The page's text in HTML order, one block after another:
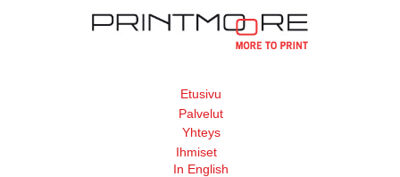
Etusivu
Palvelut
Yhteys
Ihmiset
In English